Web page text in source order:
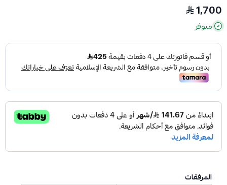
1,700
متوفر
المرفقات